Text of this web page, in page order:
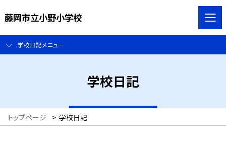
藤岡市立小野小学校
学校日記メニュー
学校日記
トップページ > 学校日記